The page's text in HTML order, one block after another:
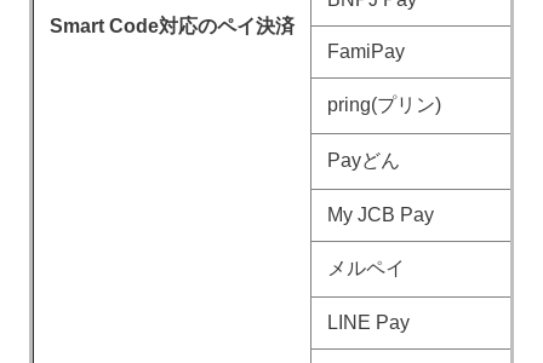
Smart Code対応のペイ決済
FamiPay
pring(プリン)
Payどん
My JCB Pay
メルペイ
LINE Pay